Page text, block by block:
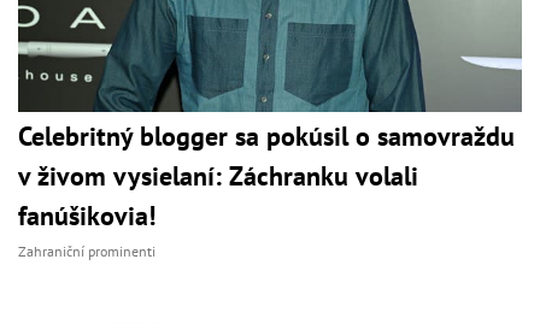
Celebritný blogger sa pokúsil o samovraždu
v živom vysielaní: Záchranku volali
fanúšikovia!
Zahraniční prominenti